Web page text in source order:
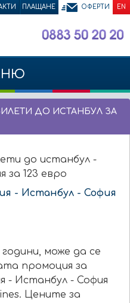
ПЛАЩАНЕ ОФЕРТИ EN
ДО ИСТАНБУЛ ЗА
- Истанбул - София
може да се
промоция за
- Истанбул - София
Цените за